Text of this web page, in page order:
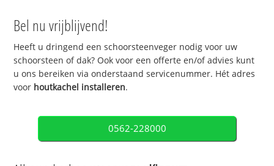
Bel nu vrijblijvend!
Heeft u dringend een schoorsteenveger nodig voor uw
schoorsteen of dak? Ook voor een offerte en/of advies kunt
u ons bereiken via onderstaand servicenummer. Hét adres
voor houtkachel installeren.
0562-228000